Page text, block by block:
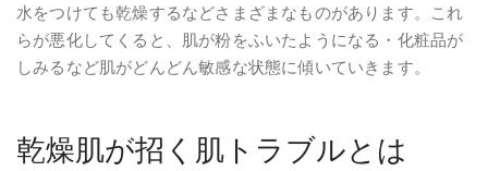
水をつけても乾燥するなどさまざまなものがあります。これ
らが悪化してくると、肌が粉をふいたようになる・化粧品が
しみるなど肌がどんどん敏感な状態に傾いていきます。
乾燥肌が招く肌トラブルとは